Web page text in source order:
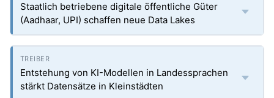
Staatlich betriebene digitale öffentliche Güter
(Aadhaar, UPI) schaffen neue Data Lakes
Entstehung von KI-Modellen in Landessprachen
stärkt Datensätze in Kleinstädten